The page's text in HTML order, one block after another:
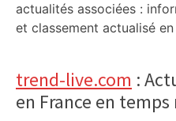
actualités associées :
et classement actualisé
trend-live.com :
en France en temps